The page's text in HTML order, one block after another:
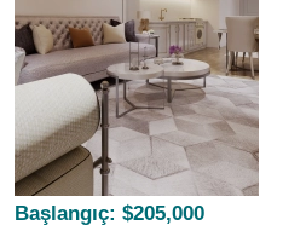
Başlangıç: $205,000